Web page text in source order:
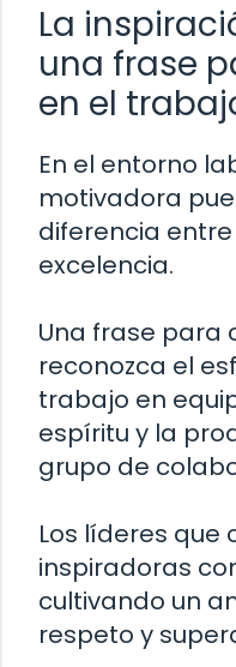
La
una frase
en el
En el entorno
motivadora
diferencia
excelencia.
Una frase para
reconozca el
trabajo en
espíritu y la
grupo de
Los líderes
inspiradoras
cultivando un
respeto y